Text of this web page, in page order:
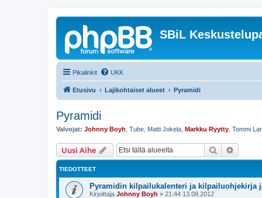
SBiL
Pikalinkit UKK
Etusivu Lajikohtaiset alueet Pyramidi
Pyramidi
Valvojat: Johnny Boyh Tube Matti Jokela Markku Ryytty Tommi
Uusi Aihe Etsi
TIEDOTTEET
Pyramidin kilpailukalenteri ja kilpailuohjekirja
Kirjoittaja Johnny Boyh » 21:44 13.08.2012